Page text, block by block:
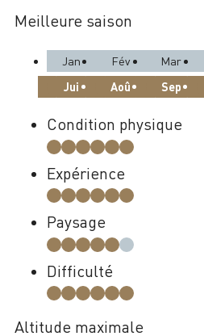
Meilleure saison
Jan Fév Mar
Jui
Aoû Sep
Condition physique
Expérience
Paysage
Difficulté
Altitude maximale